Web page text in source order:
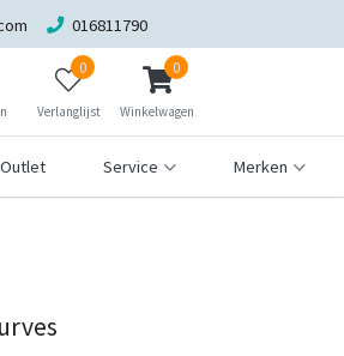
016811790
0
Verlanglijst
0
Winkelwagen
Outlet Service Merken